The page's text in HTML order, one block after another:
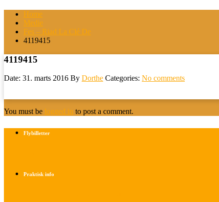
Home
Medie
Fes – Riad La Clé De
4119415
4119415
Date: 31. marts 2016 By Dorthe Categories: No comments
You must be logged in to post a comment.
Flybilletter
Praktisk info